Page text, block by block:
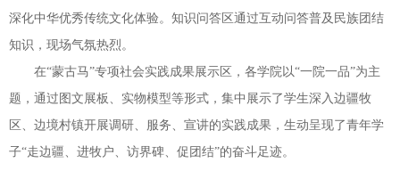
深化中华优秀传统文化体验。知识问答区通过互动问答普及民族团结
知识，现场气氛热烈。
在“蒙古马”专项社会实践成果展示区，各学院以“一院一品”为主
题，通过图文展板、实物模型等形式，集中展示了学生深入边疆牧
区、边境村镇开展调研、服务、宣讲的实践成果，生动呈现了青年学
子“走边疆、进牧户、访界碑、促团结”的奋斗足迹。